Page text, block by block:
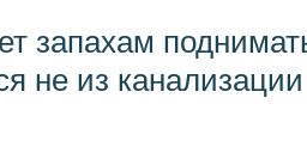
запахам
не из